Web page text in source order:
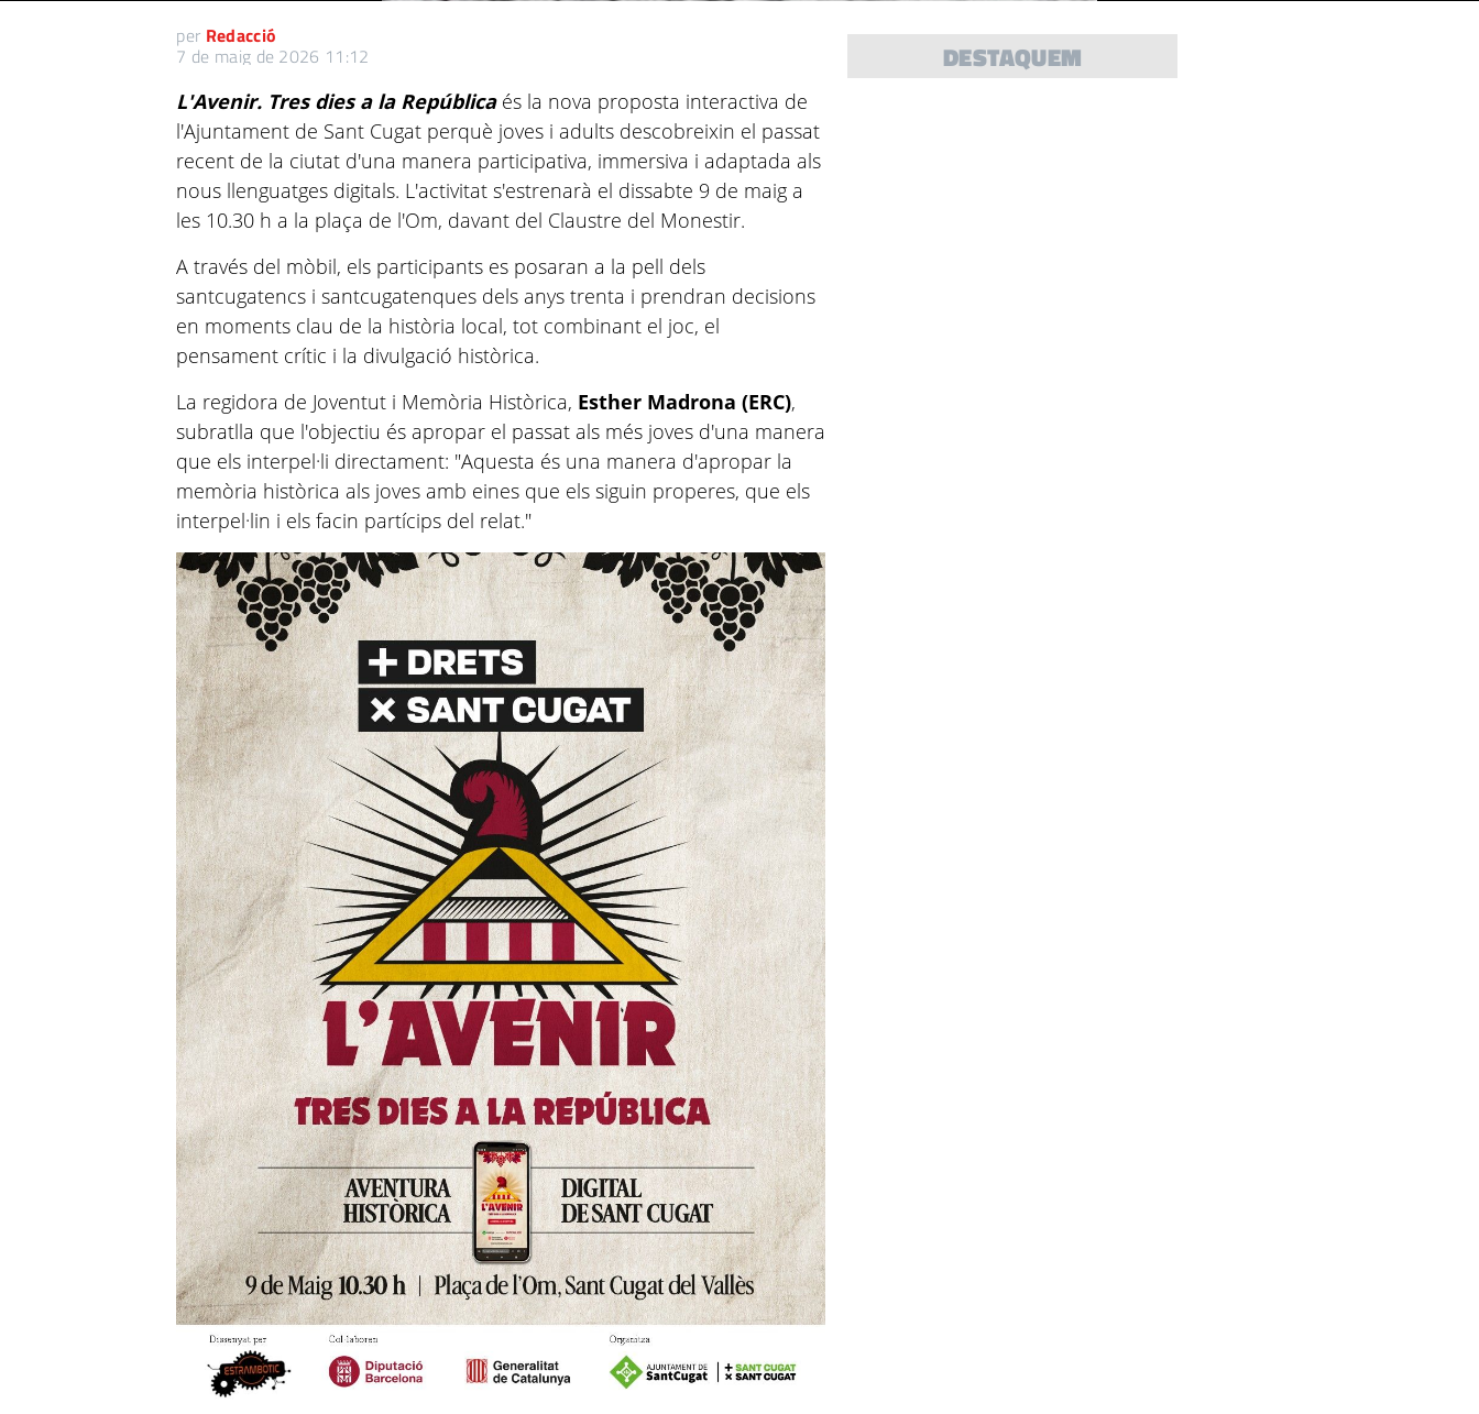
per Redacció
7 de maig de 2026 11:12
L'Avenir. Tres dies a la Repúblicaés la nova proposta interactiva de
l'Ajuntament de Sant Cugat perquè joves i adults descobreixin el passat
recent de la ciutat d'una manera participativa, immersiva i adaptada als
nous llenguatges digitals. L'activitat s'estrenarà el dissabte 9 de maig a
les 10.30 h a la plaça de l'Om, davant del Claustre del Monestir.
A través del mòbil, els participants es posaran a la pell dels
santcugatencs i santcugatenques dels anys trenta i prendran decisions
en moments clau de la història local, tot combinant el joc, el
pensament crític i la divulgació històrica.
La regidora de Joventut i Memòria Històrica, Esther Madrona (ERC),
subratlla que l'objectiu és apropar el passat als més joves d'una manera
que els interpel·li directament: "Aquesta és una manera d'apropar la
memòria històrica als joves amb eines que els siguin properes, que els
interpel·lin i els facin partícips del relat."
DESTAQUEM